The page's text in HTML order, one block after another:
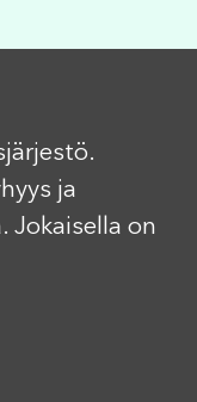
ja
Jokaisella on